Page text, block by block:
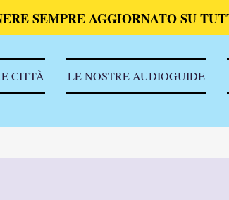
SEMPRE AGGIORNATO SU
CITTÀ LE NOSTRE AUDIOGUIDE